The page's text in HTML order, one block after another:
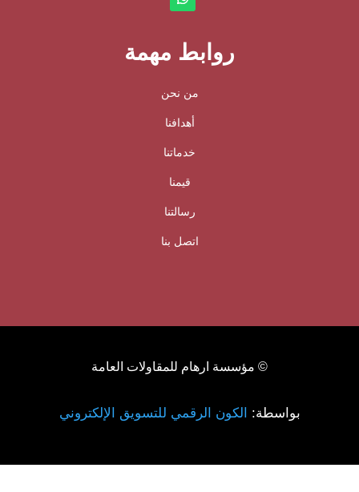
روابط مهمة
من نحن
أهدافنا
خدماتنا
قيمنا
رسالتنا
اتصل بنا
© مؤسسة ارهام للمقاولات العامة
بواسطة: الكون الرقمي للتسويق الإلكتروني